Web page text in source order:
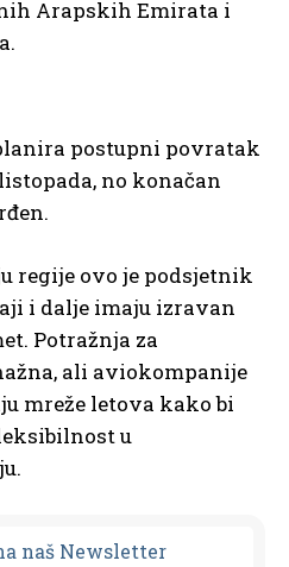
Arapskih Emirata i
postupni povratak
no konačan
regije ovo je podsjetnik
i dalje imaju izravan
Potražnja za
ali aviokompanije
mreže letova kako bi
u
naš Newsletter